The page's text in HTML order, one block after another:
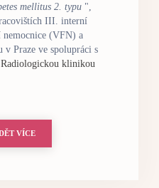
mellitus 2. typu ",
III.interní
(VFN) a
v Praze ve spolupráci s
Radiologickou klinikou
VÍCE